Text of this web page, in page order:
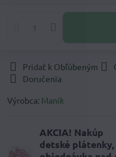
Pridať k Obľúbeným
Doručenia
Výrobca: Manik
AKCIA! Nakúp
detské plátenky,